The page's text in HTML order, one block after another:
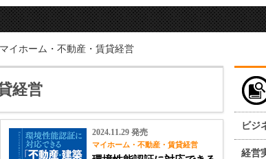
マイホーム・不動産・賃貸経営
経営
2024.11.29 発売
マイホーム・不動産・賃貸経営
ビジ
経営